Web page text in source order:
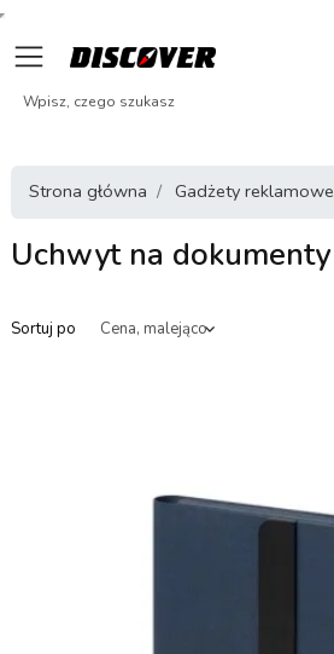
Strona główna Gadżety reklamowe
Uchwyt na dokumenty
Sortuj po